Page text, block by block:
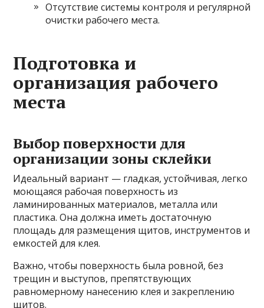
Отсутствие системы контроля и регулярной
очистки рабочего места.
Подготовка и
организация рабочего
места
Выбор поверхности для
организации зоны склейки
Идеальный вариант — гладкая, устойчивая, легко
моющаяся рабочая поверхность из
ламинированных материалов, металла или
пластика. Она должна иметь достаточную
площадь для размещения щитов, инструментов и
емкостей для клея.
Важно, чтобы поверхность была ровной, без
трещин и выступов, препятствующих
равномерному нанесению клея и закреплению
щитов.